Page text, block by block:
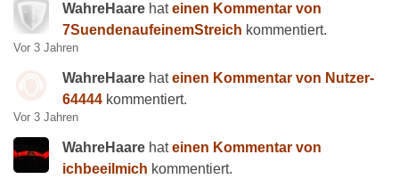
WahreHaare hateinen Kommentar von
7SuendenaufeinemStreich kommentiert.
Vor 3 Jahren
WahreHaare hateinen Kommentar von Nutzer-
64444 kommentiert.
Vor 3 Jahren
WahreHaare hateinen Kommentar von
ichbeeilmich kommentiert.